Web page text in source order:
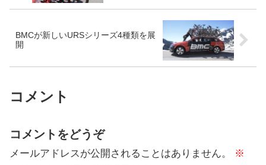
BMCが新しいURSシリーズ4種類を展
開
コメント
コメントをどうぞ
メールアドレスが公開されることはありません。
※